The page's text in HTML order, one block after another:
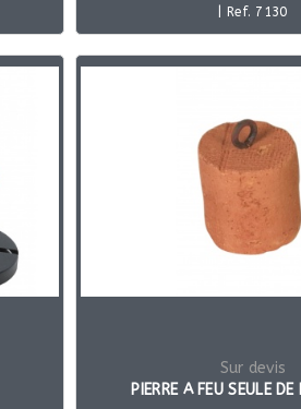
| Ref. 7130
Sur devis
PIERRE A FEU SEULE DE